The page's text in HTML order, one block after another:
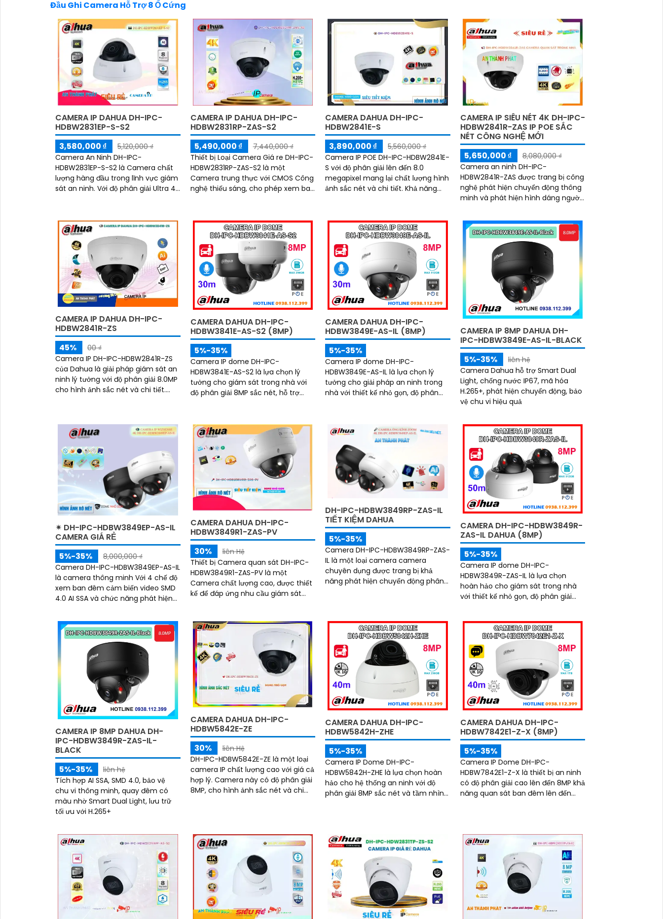
Đầu Ghi Camera Hỗ Trợ 8 Ổ Cứng
CAMERA IP DAHUA DH-IPC-
HDBW2831EP-S-S2
3,580,000 ₫
5,120,000 ₫
Camera An Ninh DH-IPC-
HDBW2831EP-S-S2 là Camera chất
lượng hàng đầu trong lĩnh vực giám
sát an ninh. Với độ phân giải Ultra 4k
CAMERA IP DAHUA DH-IPC-
HDBW2831RP-ZAS-S2
5,490,000 ₫
7,440,000 ₫
Thiết bị Loại Camera Giá re DH-IPC-
HDBW2831RP-ZAS-S2 là một
Camera trung thực với CMOS Công
nghệ thiếu sáng, cho phép xem ban
POE, nó có thể được quản lý từ xa
CAMERA DAHUA DH-IPC-
HDBW2841E-S
3,890,000 ₫
5,560,000 ₫
Camera IP POE DH-IPC-HDBW2841E-
S với độ phân giải lên đến 8.0
megapixel mang lại chất lượng hình
ảnh sắc nét và chi tiết. Khả năng
CAMERA IP SIÊU NÉT 4K DH-IPC-
HDBW2841R-ZAS IP POE SẮC
NÉT CÔNG NGHỆ MỚI
5,650,000 ₫
8,080,000 ₫
Camera an ninh DH-IPC-
HDBW2841R-ZAS được trang bị công
nghệ phát hiện chuyển động thông
minh và phát hiện hình dáng người,
giám sát. Sản phẩm này kết nối qua
dây mạng, có khả năng báo động
khi xâm nhập hàng rào ảo
CAMERA IP DAHUA DH-IPC-
HDBW2841R-ZS
45%
00 ₫
Camera IP DH-IPC-HDBW2841R-ZS
của Dahua là giải pháp giám sát an
ninh lý tưởng với độ phân giải 8.0MP
cho hình ảnh sắc nét và chi tiết.
CAMERA DAHUA DH-IPC-
HDBW3841E-AS-S2 (8MP)
5%-35%
Camera IP dome DH-IPC-
HDBW3841E-AS-S2 là lựa chọn lý
tưởng cho giám sát trong nhà với
độ phân giải 8MP sắc nét, hỗ trợ
thông minh, camera có khả năng
nhận diện và phân biệt chuyển
động của người và phương tiện,
tăng độ chính xác trong cảnh báo
an ninh
CAMERA DAHUA DH-IPC-
HDBW3849E-AS-IL (8MP)
5%-35%
Camera IP dome DH-IPC-
HDBW3849E-AS-IL là lựa chọn lý
tưởng cho giải pháp an ninh trong
nhà với thiết kế nhỏ gọn, độ phân
Tích hợp micro thu âm, khe cắm
thẻ nhớ đến 512GB và công nghệ AI
thông minh giúp phân biệt chính
xác người và phương tiện hỗ trợ
POE, giảm thiểu báo động giả hiệu
CAMERA IP 8MP DAHUA DH-
IPC-HDBW3849E-AS-IL-BLACK
5%-35%
liên hệ
Camera Dahua hỗ trợ Smart Dual
Light, chống nước IP67, mã hóa
H.265+, phát hiện chuyển động, bảo
vệ chu vi hiệu quả
✴ DH-IPC-HDBW3849EP-AS-IL
CAMERA GIÁ RẺ
5%-35%
8,000,000 ₫
Camera DH-IPC-HDBW3849EP-AS-IL
là camera thông minh Với 4 chế độ
xem ban đêm cảm biến video SMD
4.0 AI SSA và chức năng phát hiện
giúp bảo vệ hiệu quả cho ngôi nhà
hay doanh nghiệp của bạn
CAMERA DAHUA DH-IPC-
HDBW3849R1-ZAS-PV
30%
liên Hệ
Thiết bị Camera quan sát DH-IPC-
HDBW3849R1-ZAS-PV là một
Camera chất lượng cao, được thiết
kế để đáp ứng nhu cầu giám sát
DH-IPC-HDBW3849RP-ZAS-IL
TIẾT KIỆM DAHUA
5%-35%
Camera DH-IPC-HDBW3849RP-ZAS-
IL là một loại camera camera
chuyên dụng được trang bị khả
năng phát hiện chuyển động phân
nét lên đến 8
CAMERA DH-IPC-HDBW3849R-
ZAS-IL DAHUA (8MP)
5%-35%
Camera IP dome DH-IPC-
HDBW3849R-ZAS-IL là lựa chọn
hoàn hảo cho giám sát trong nhà
với thiết kế nhỏ gọn, độ phân giải
giúp quan sát rõ cả ngày lẫn đêm.
Camera được tích hợp micro ghi
âm, khe thẻ nhớ lên đến 512GB và
công nghệ phân biệt người và
phương tiện, nâng cao độ chính xác
trong cảnh báo, hỗ trợ POE tiện lợi
CAMERA IP 8MP DAHUA DH-
IPC-HDBW3849R-ZAS-IL-
BLACK
5%-35%
liên hệ
Tích hợp AI SSA, SMD 4.0, bảo vệ
chu vi thông minh, quay đêm có
màu nhờ Smart Dual Light, lưu trữ
tối ưu với H.265+
CAMERA DAHUA DH-IPC-
HDBW5842E-ZE
30%
liên Hệ
DH-IPC-HDBW5842E-ZE là một loại
camera IP chất lượng cao với giá cả
hợp lý. Camera này có độ phân giải
8MP, cho hình ảnh sắc nét và chi
CAMERA DAHUA DH-IPC-
HDBW5842H-ZHE
5%-35%
Camera IP Dome DH-IPC-
HDBW5842H-ZHE là lựa chọn hoàn
hảo cho hệ thống an ninh với độ
phân giải 8MP sắc nét và tầm nhìn
phân biệt chuyển động giữa người
và phương tiện, hạn chế cảnh báo
sai, đi kèm khe cắm thẻ nhớ 256GB
lưu trữ lâu dài, hỗ trợ POE tiện lợi và
mức giá phải chăng
CAMERA DAHUA DH-IPC-
HDBW7842E1-Z-X (8MP)
5%-35%
Camera IP Dome DH-IPC-
HDBW7842E1-Z-X là thiết bị an ninh
có độ phân giải cao lên đến 8MP khả
năng quan sát ban đêm lên đến
Đặc biệt, các tính năng AI thông
minh như nhận diện khuôn mặt và
đếm người giúp nâng cao hiệu quả
quản lý và an ninh cho mọi không
gian trong nhà